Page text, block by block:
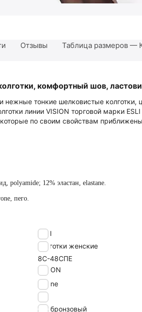
Отзывы Таблица размеров —
комфортный шов,
нежные тонкие шелковистые колготки,
линии VISION торговой марки
которые по своим свойствам
polyamide; 12% эластан, elastane.
пего.
ESLI
Колготки женские
8С-48СПЕ
VISION
visone
4
бронзовый